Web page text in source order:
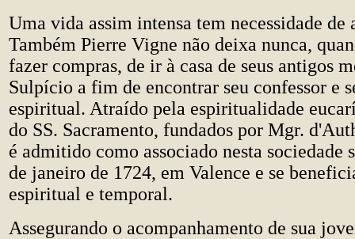
Uma vida assim intensa tem necessidade de
Também Pierre Vigne não deixa nunca,
fazer compras, de ir à casa de seus antigos
Sulpício a fim de encontrar seu confessor e
espiritual. Atraído pela espiritualidade
do SS. Sacramento, fundados por Mgr.
é admitido como associado nesta sociedade
de janeiro de 1724, em Valence e se
espiritual e temporal.
Assegurando o acompanhamento de sua